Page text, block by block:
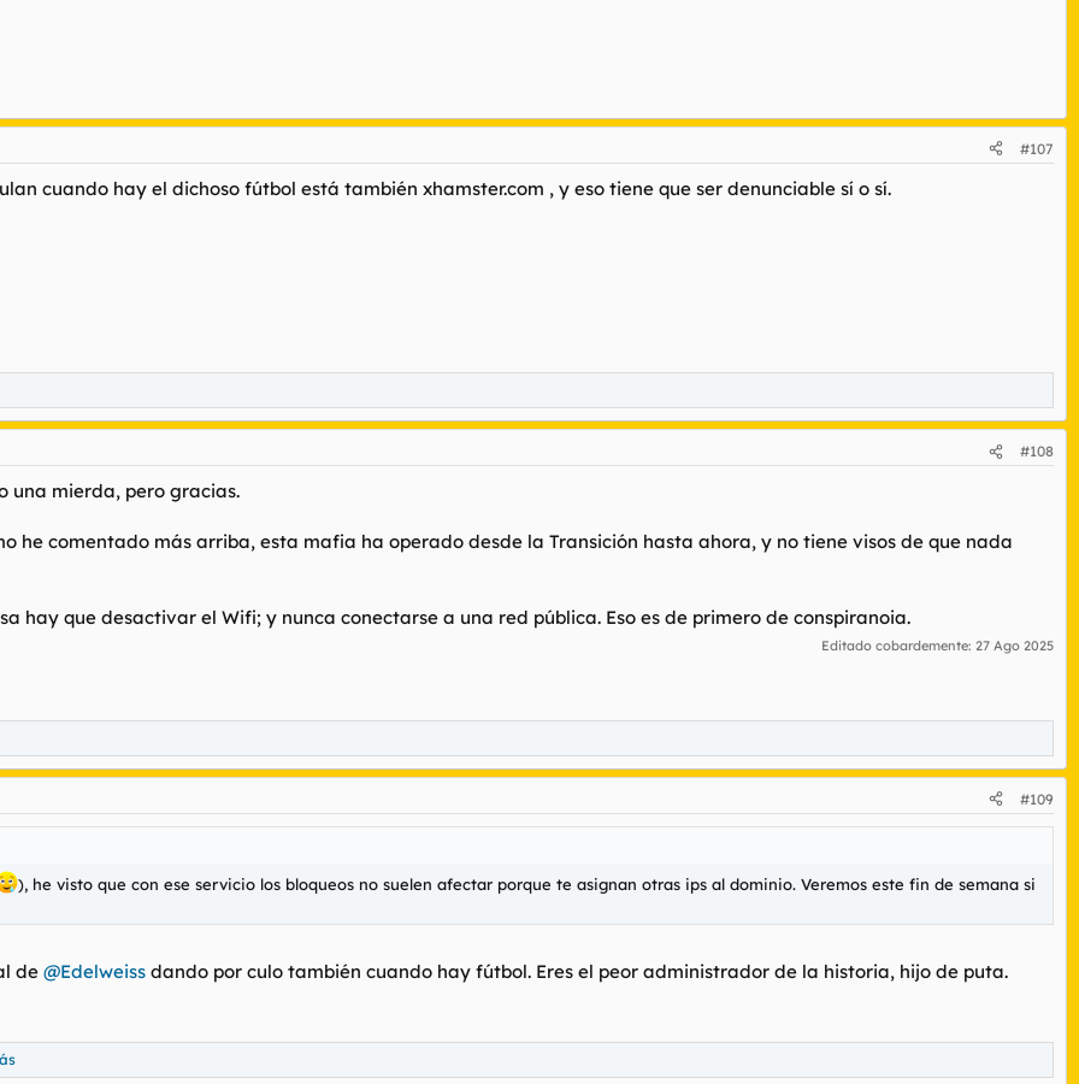
#107
cuando hay el dichoso fútbol está también xhamster.com , y eso tiene que ser denunciable sí o sí.
#108
una mierda, pero gracias.
he comentado más arriba, esta mafia ha operado desde la Transición hasta ahora, y no tiene visos de que nada
hay que desactivar el Wifi; y nunca conectarse a una red pública. Eso es de primero de conspiranoia.
Editado cobardemente: 27 Ago 2025
#109
), he visto que con ese servicio los bloqueos no suelen afectar porque te asignan otras ips al dominio. Veremos este fin de semana si
de @Edelweiss dando por culo también cuando hay fútbol. Eres el peor administrador de la historia, hijo de puta.